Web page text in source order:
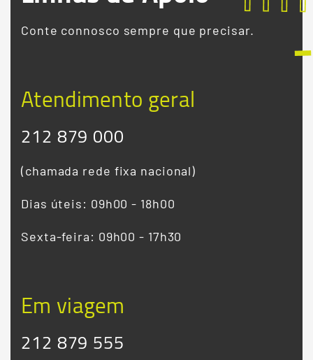
Conte connosco sempre que precisar.
Atendimento geral
212 879 000
(chamada rede fixa nacional)
Dias úteis: 09h00 - 18h00
Sexta-feira: 09h00 - 17h30
Em viagem
212 879 555